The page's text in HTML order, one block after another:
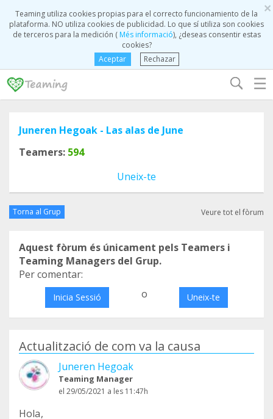
×
Teaming utiliza cookies propias para el correcto funcionamiento de la
plataforma. NO utiliza cookies de publicidad. Lo que sí utiliza son cookies
de terceros para la medición (Més informació), ¿deseas consentir estas
cookies?
Aceptar
Rechazar
☰
Juneren Hegoak - Las alas de June
Teamers: 594
Uneix-te
Torna al Grup Veure tot el fòrum
Aquest fòrum és únicament pels Teamers i
Teaming Managers del Grup.
Per comentar:
Inicia Sessió o Uneix-te
Actualització de com va la causa
Juneren Hegoak
Teaming Manager
el 29/05/2021 a les 11:47h
Hola,